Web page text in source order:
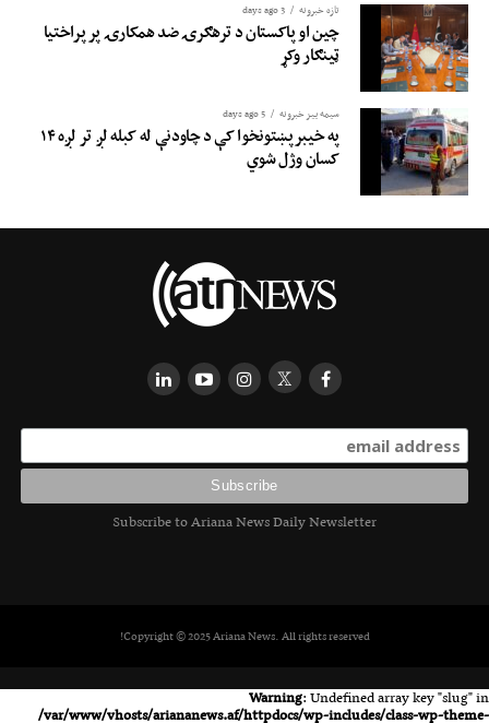
تازه خبرونه 3 days ago
چین او پاکستان د ترهګرۍ ضد همکارۍ پر پراختیا
ټینګار وکړ
سیمه ییز خبرونه 5 days ago
په خیبرپښتونخوا کې د چاودنې له کبله لږ تر لږه ۱۴
کسان وژل شوي
Subscribe to Ariana News Daily Newsletter
Copyright © 2025 Ariana News. All rights reserved!
Warning: Undefined array key "slug" in
/var/www/vhosts/ariananews.af/httpdocs/wp-includes/class-wp-theme-